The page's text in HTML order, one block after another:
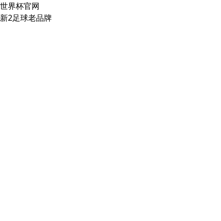
世界杯官网
新2足球老品牌